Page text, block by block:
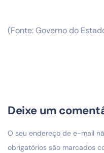
(Fonte: Governo do
Deixe um
O seu endereço de e-mail
obrigatórios são marcados